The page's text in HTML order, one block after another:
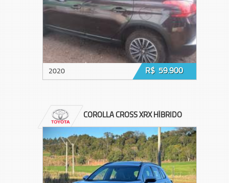
2020 R$ 59.900
COROLLA CROSS XRX HÍBRIDO